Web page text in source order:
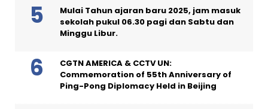
Mulai Tahun ajaran baru 2025, jam masuk
sekolah pukul 06.30 pagi dan Sabtu dan
Minggu Libur.
CGTN AMERICA & CCTV UN:
Commemoration of 55th Anniversary of
Ping-Pong Diplomacy Held in Beijing